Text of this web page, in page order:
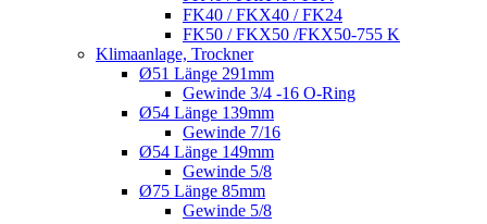
FK40 / FKX40 / FK24
FK50 / FKX50 /FKX50-755 K
Klimaanlage, Trockner
Ø51 Länge 291mm
Gewinde 3/4 -16 O-Ring
Ø54 Länge 139mm
Gewinde 7/16
Ø54 Länge 149mm
Gewinde 5/8
Ø75 Länge 85mm
Gewinde 5/8